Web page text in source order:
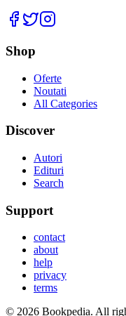
Facebook
Twitter
Shop
Oferte
Noutati
All Categories
Discover
Autori
Edituri
Search
Support
contact
about
help
privacy
terms
© 2026 Bookpedia. All